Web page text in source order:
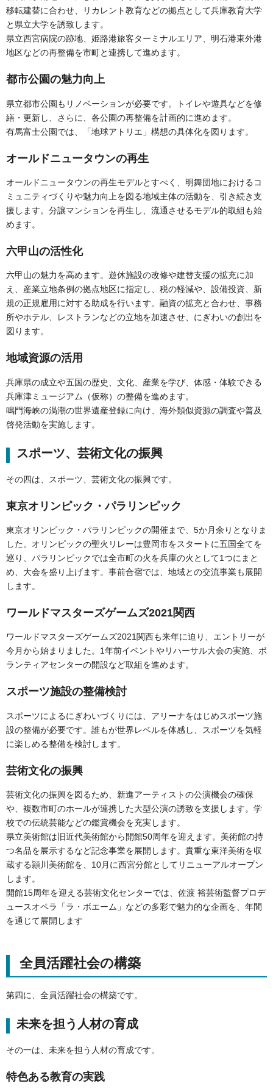
移転建替に合わせ、リカレント教育などの拠点として兵庫教育大学
と県立大学を誘致します。
県立西宮病院の跡地、姫路港旅客ターミナルエリア、明石港東外港
地区などの再整備を市町と連携して進めます。
都市公園の魅力向上
県立都市公園もリノベーションが必要です。トイレや遊具などを修
繕・更新し、さらに、各公園の再整備を計画的に進めます。
有馬富士公園では、「地球アトリエ」構想の具体化を図ります。
オールドニュータウンの再生
オールドニュータウンの再生モデルとすべく、明舞団地におけるコ
ミュニティづくりや魅力向上を図る地域主体の活動を、引き続き支
援します。分譲マンションを再生し、流通させるモデル的取組も始
めます。
六甲山の活性化
六甲山の魅力を高めます。遊休施設の改修や建替支援の拡充に加
え、産業立地条例の拠点地区に指定し、税の軽減や、設備投資、新
規の正規雇用に対する助成を行います。融資の拡充と合わせ、事務
所やホテル、レストランなどの立地を加速させ、にぎわいの創出を
図ります。
地域資源の活用
兵庫県の成立や五国の歴史、文化、産業を学び、体感・体験できる
兵庫津ミュージアム（仮称）の整備を進めます。
鳴門海峡の渦潮の世界遺産登録に向け、海外類似資源の調査や普及
啓発活動を実施します。
スポーツ、芸術文化の振興
その四は、スポーツ、芸術文化の振興です。
東京オリンピック・パラリンピック
東京オリンピック・パラリンピックの開催まで、5か月余りとなりま
した。オリンピックの聖火リレーは豊岡市をスタートに五国全てを
巡り、パラリンピックでは全市町の火を兵庫の火として1つにまと
め、大会を盛り上げます。事前合宿では、地域との交流事業も展開
します。
ワールドマスターズゲームズ2021関西
ワールドマスターズゲームズ2021関西も来年に迫り、エントリーが
今月から始まりました。1年前イベントやリハーサル大会の実施、ボ
ランティアセンターの開設など取組を進めます。
スポーツ施設の整備検討
スポーツによるにぎわいづくりには、アリーナをはじめスポーツ施
設の整備が必要です。誰もが世界レベルを体感し、スポーツを気軽
に楽しめる整備を検討します。
芸術文化の振興
芸術文化の振興を図るため、新進アーティストの公演機会の確保
や、複数市町のホールが連携した大型公演の誘致を支援します。学
校での伝統芸能などの鑑賞機会を充実します。
県立美術館は旧近代美術館から開館50周年を迎えます。美術館の持
つ名品を展示するなど記念事業を展開します。貴重な東洋美術を収
蔵する頴川美術館を、10月に西宮分館としてリニューアルオープン
します。
開館15周年を迎える芸術文化センターでは、佐渡 裕芸術監督プロデ
ュースオペラ「ラ・ボエーム」などの多彩で魅力的な企画を、年間
を通じて展開します
全員活躍社会の構築
第四に、全員活躍社会の構築です。
未来を担う人材の育成
その一は、未来を担う人材の育成です。
特色ある教育の実践